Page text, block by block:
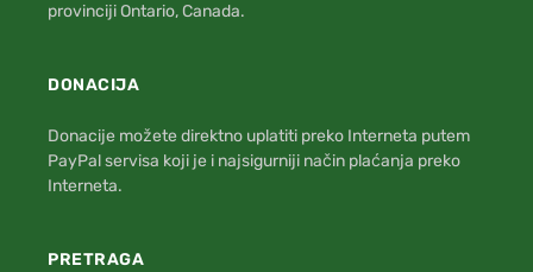
provinciji Ontario, Canada.
DONACIJA
Donacije možete direktno uplatiti preko Interneta putem
PayPal servisa koji je i najsigurniji način plaćanja preko
Interneta.
PRETRAGA